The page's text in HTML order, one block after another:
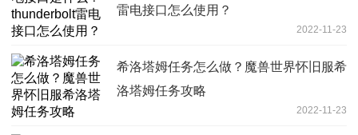
雷电接口怎么使用？
2022-11-23
希洛塔姆任务怎么做？魔兽世界怀旧服希
洛塔姆任务攻略
2022-11-23